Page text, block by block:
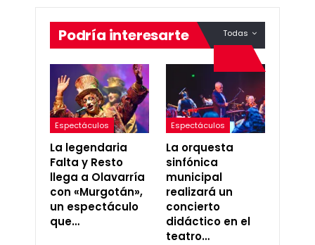
Todas
Podría interesarte
Espectáculos
La legendaria
Falta y Resto
llega a Olavarría
con «Murgotán»,
un espectáculo
que…
Espectáculos
La orquesta
sinfónica
municipal
realizará un
concierto
didáctico en el
teatro…